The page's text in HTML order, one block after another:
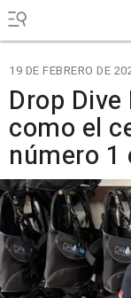
19 DE FEBRERO DE
Drop
como el
número 1